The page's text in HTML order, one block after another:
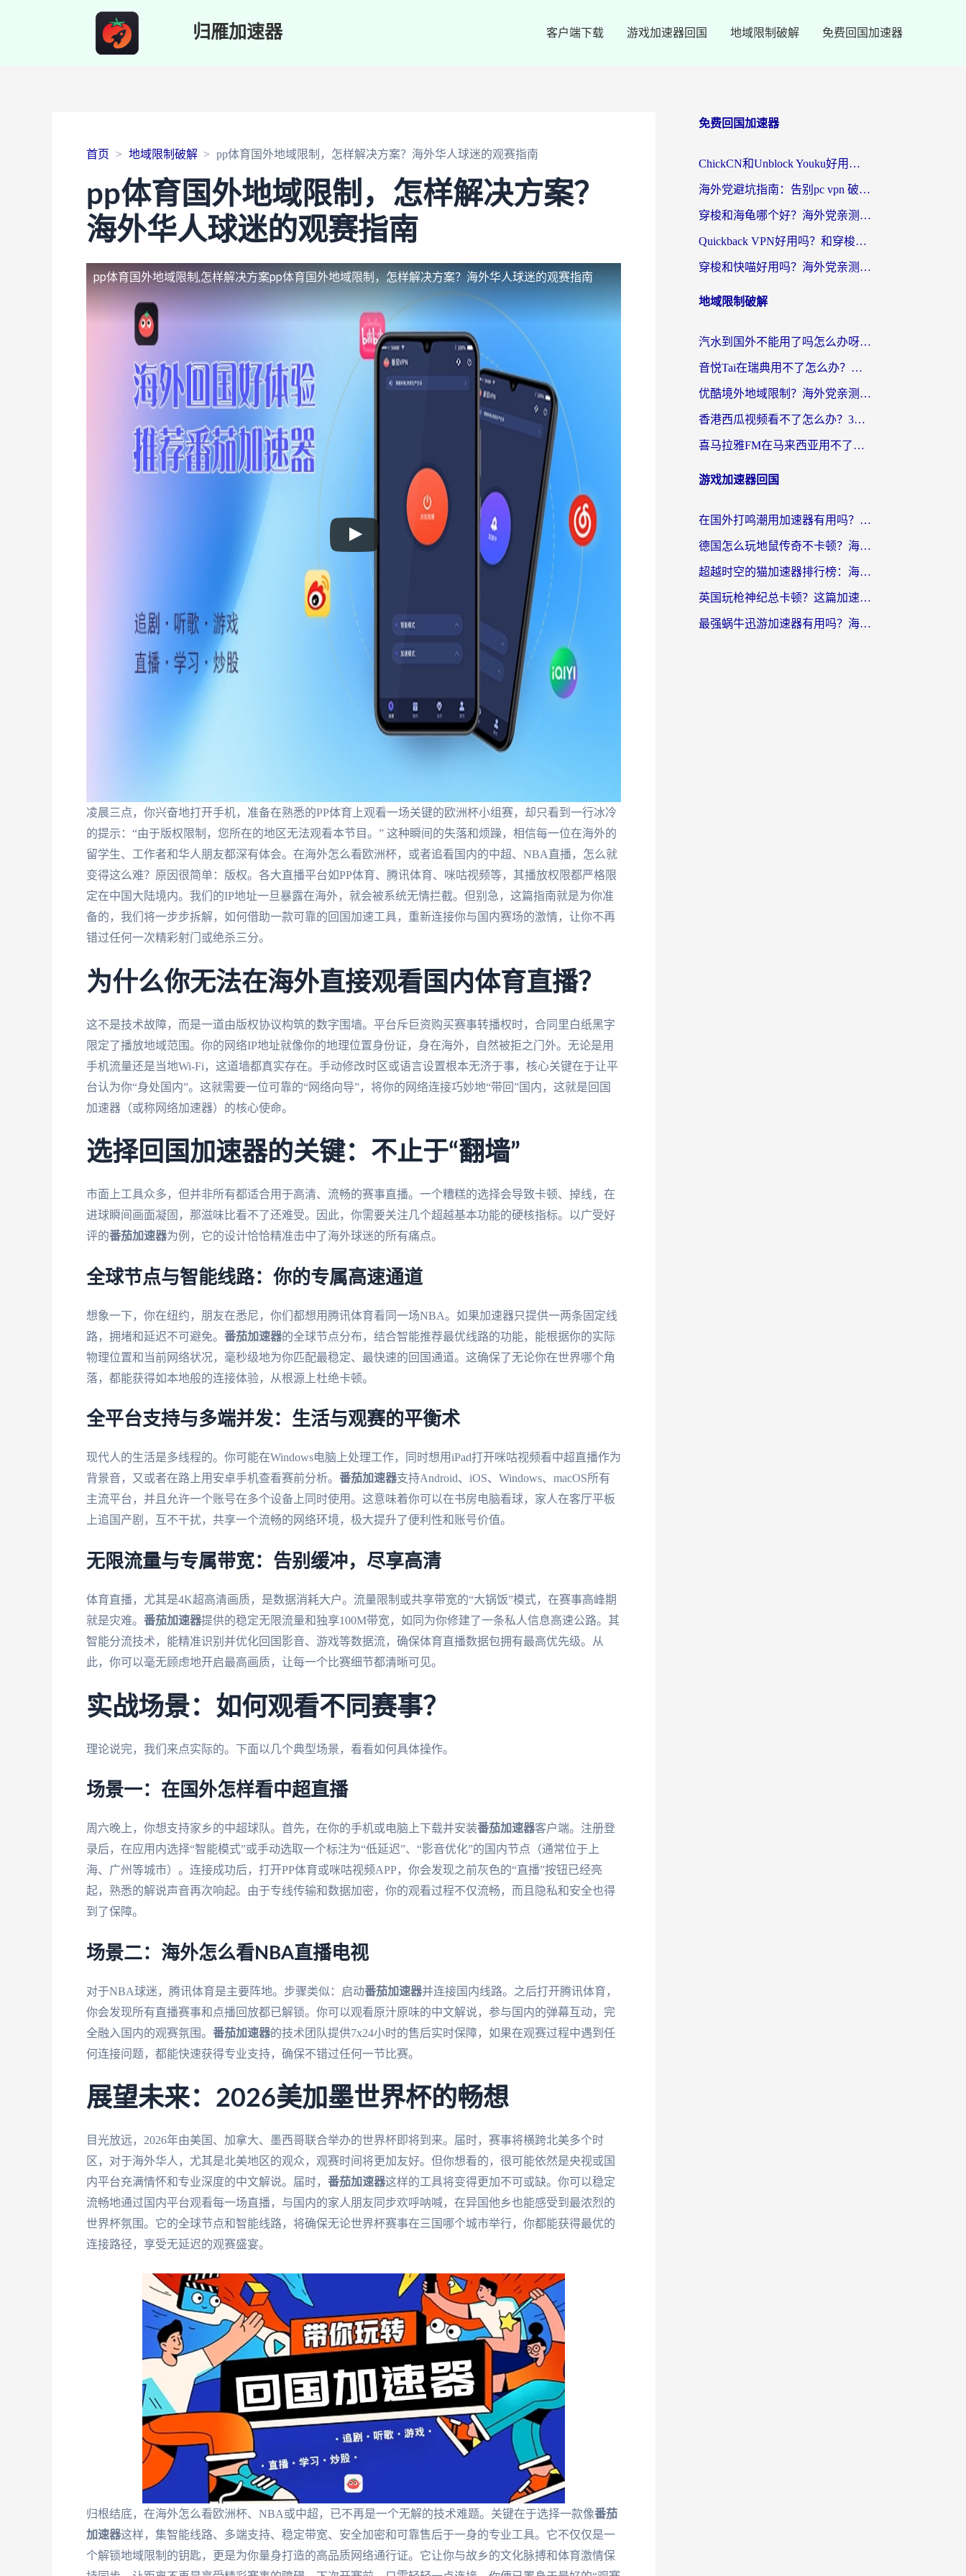
归雁加速器 客户端下载 游戏加速器回国 地域限制破解 免费回国加速器
首页 地域限制破解 pp体育国外地域限制，怎样解决方案？海外华人球迷的观赛指南
pp体育国外地域限制，怎样解决方案？
海外华人球迷的观赛指南
pp体育国外地域限制,怎样解决方案pp体育国外地域限制，怎样解决方案？海外华人球迷的观赛指南
凌晨三点，你兴奋地打开手机，准备在熟悉的PP体育上观看一场关键的欧洲杯小组赛，却只看到一行冰冷
的提示：“由于版权限制，您所在的地区无法观看本节目。” 这种瞬间的失落和烦躁，相信每一位在海外的
留学生、工作者和华人朋友都深有体会。在海外怎么看欧洲杯，或者追看国内的中超、NBA直播，怎么就
变得这么难？原因很简单：版权。各大直播平台如PP体育、腾讯体育、咪咕视频等，其播放权限都严格限
定在中国大陆境内。我们的IP地址一旦暴露在海外，就会被系统无情拦截。但别急，这篇指南就是为你准
备的，我们将一步步拆解，如何借助一款可靠的回国加速工具，重新连接你与国内赛场的激情，让你不再
错过任何一次精彩射门或绝杀三分。
为什么你无法在海外直接观看国内体育直播？
这不是技术故障，而是一道由版权协议构筑的数字围墙。平台斥巨资购买赛事转播权时，合同里白纸黑字
限定了播放地域范围。你的网络IP地址就像你的地理位置身份证，身在海外，自然被拒之门外。无论是用
手机流量还是当地Wi-Fi，这道墙都真实存在。手动修改时区或语言设置根本无济于事，核心关键在于让平
台认为你“身处国内”。这就需要一位可靠的“网络向导”，将你的网络连接巧妙地“带回”国内，这就是回国
加速器（或称网络加速器）的核心使命。
选择回国加速器的关键：不止于“翻墙”
市面上工具众多，但并非所有都适合用于高清、流畅的赛事直播。一个糟糕的选择会导致卡顿、掉线，在
进球瞬间画面凝固，那滋味比看不了还难受。因此，你需要关注几个超越基本功能的硬核指标。以广受好
评的番茄加速器为例，它的设计恰恰精准击中了海外球迷的所有痛点。
全球节点与智能线路：你的专属高速通道
想象一下，你在纽约，朋友在悉尼，你们都想用腾讯体育看同一场NBA。如果加速器只提供一两条固定线
路，拥堵和延迟不可避免。 番茄加速器的全球节点分布，结合智能推荐最优线路的功能，能根据你的实际
物理位置和当前网络状况，毫秒级地为你匹配最稳定、最快速的回国通道。这确保了无论你在世界哪个角
落，都能获得如本地般的连接体验，从根源上杜绝卡顿。
全平台支持与多端并发：生活与观赛的平衡术
现代人的生活是多线程的。你可能在Windows电脑上处理工作，同时想用iPad打开咪咕视频看中超直播作为
背景音，又或者在路上用安卓手机查看赛前分析。 番茄加速器支持Android、iOS、Windows、macOS所有
主流平台，并且允许一个账号在多个设备上同时使用。这意味着你可以在书房电脑看球，家人在客厅平板
上追国产剧，互不干扰，共享一个流畅的网络环境，极大提升了便利性和账号价值。
无限流量与专属带宽：告别缓冲，尽享高清
体育直播，尤其是4K超高清画质，是数据消耗大户。流量限制或共享带宽的“大锅饭”模式，在赛事高峰期
就是灾难。 番茄加速器提供的稳定无限流量和独享100M带宽，如同为你修建了一条私人信息高速公路。其
智能分流技术，能精准识别并优化回国影音、游戏等数据流，确保体育直播数据包拥有最高优先级。从
此，你可以毫无顾虑地开启最高画质，让每一个比赛细节都清晰可见。
实战场景：如何观看不同赛事？
理论说完，我们来点实际的。下面以几个典型场景，看看如何具体操作。
场景一：在国外怎样看中超直播
周六晚上，你想支持家乡的中超球队。首先，在你的手机或电脑上下载并安装番茄加速器客户端。注册登
录后，在应用内选择“智能模式”或手动选取一个标注为“低延迟”、“影音优化”的国内节点（通常位于上
海、广州等城市）。连接成功后，打开PP体育或咪咕视频APP，你会发现之前灰色的“直播”按钮已经亮
起，熟悉的解说声音再次响起。由于专线传输和数据加密，你的观看过程不仅流畅，而且隐私和安全也得
到了保障。
场景二：海外怎么看NBA直播电视
对于NBA球迷，腾讯体育是主要阵地。步骤类似：启动番茄加速器并连接国内线路。之后打开腾讯体育，
你会发现所有直播赛事和点播回放都已解锁。你可以观看原汁原味的中文解说，参与国内的弹幕互动，完
全融入国内的观赛氛围。 番茄加速器的技术团队提供7x24小时的售后实时保障，如果在观赛过程中遇到任
何连接问题，都能快速获得专业支持，确保不错过任何一节比赛。
展望未来：2026美加墨世界杯的畅想
目光放远，2026年由美国、加拿大、墨西哥联合举办的世界杯即将到来。届时，赛事将横跨北美多个时
区，对于海外华人，尤其是北美地区的观众，观赛时间将更加友好。但你想看的，很可能依然是央视或国
内平台充满情怀和专业深度的中文解说。届时， 番茄加速器这样的工具将变得更加不可或缺。你可以稳定
流畅地通过国内平台观看每一场直播，与国内的家人朋友同步欢呼呐喊，在异国他乡也能感受到最浓烈的
世界杯氛围。它的全球节点和智能线路，将确保无论世界杯赛事在三国哪个城市举行，你都能获得最优的
连接路径，享受无延迟的观赛盛宴。
归根结底，在海外怎么看欧洲杯、NBA或中超，已不再是一个无解的技术难题。关键在于选择一款像番茄
加速器这样，集智能线路、多端支持、稳定带宽、安全加密和可靠售后于一身的专业工具。它不仅仅是一
个解锁地域限制的钥匙，更是为你量身打造的高品质网络通行证。它让你与故乡的文化脉搏和体育激情保
免费回国加速器
ChickCN和Unblock Youku好用吗？海外党亲测3款回国加速器，附iOS免费选择指南
海外党避坑指南：告别pc vpn 破解，选对回国加速器轻松访问国内资源
穿梭和海龟哪个好？海外党亲测回国加速器，附电脑免费VPN推荐
Quickback VPN好用吗？和穿梭VPN对比哪个回国效果更好？海外党必看的真实测评与选择指南
穿梭和快喵好用吗？海外党亲测3款回国加速器，附日本回国VPN避坑指南
地域限制破解
汽水到国外不能用了吗怎么办呀？海外党追剧看片的救星在这里！
音悦Tai在瑞典用不了怎么办？海外华人追剧听歌的实用指南
优酷境外地域限制？海外党亲测：这样看国内剧再也不卡（附3个实用场景解决）
香港西瓜视频看不了怎么办？3步解决海外追剧难题，附靠谱加速器推荐
喜马拉雅FM在马来西亚用不了怎么办？海外华人亲测有效的回国加速指南
游戏加速器回国
在国外打鸣潮用加速器有用吗？安全吗？海外玩家国服游戏加速全指南
德国怎么玩地鼠传奇不卡顿？海外党国服游戏加速全攻略（含战双EVE实用指南）
超越时空的猫加速器排行榜：海外党国服游戏不卡顿的终极选择指南
英国玩枪神纪总卡顿？这篇加速器选择指南帮你告别延迟（附实测推荐）
最强蜗牛迅游加速器有用吗？海外玩家国服游戏加速避坑指南（附德国玩忍者必须死3流星蝴蝶剑解决办法）